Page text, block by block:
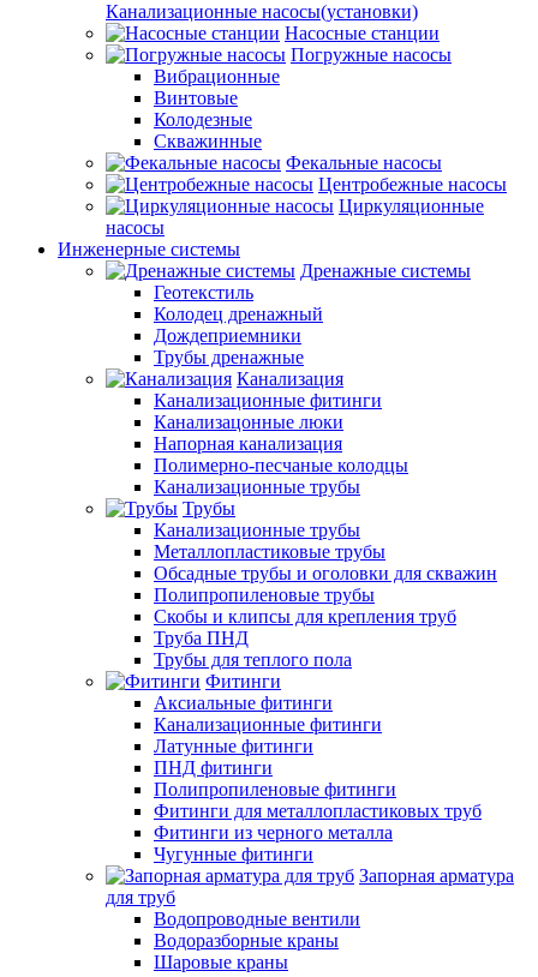
Канализационные насосы(установки)
Насосные станции
Погружные насосы
Вибрационные
Винтовые
Колодезные
Скважинные
Фекальные насосы
Центробежные насосы
Циркуляционные
насосы
Инженерные системы
Дренажные системы
Геотекстиль
Колодец дренажный
Дождеприемники
Трубы дренажные
Канализация
Канализационные фитинги
Канализацонные люки
Напорная канализация
Полимерно-песчаные колодцы
Канализационные трубы
Трубы
Канализационные трубы
Металлопластиковые трубы
Обсадные трубы и оголовки для скважин
Полипропиленовые трубы
Скобы и клипсы для крепления труб
Труба ПНД
Трубы для теплого пола
Фитинги
Аксиальные фитинги
Канализационные фитинги
Латунные фитинги
ПНД фитинги
Полипропиленовые фитинги
Фитинги для металлопластиковых труб
Фитинги из черного металла
Чугунные фитинги
Запорная арматура
для труб
Водопроводные вентили
Водоразборные краны
Шаровые краны